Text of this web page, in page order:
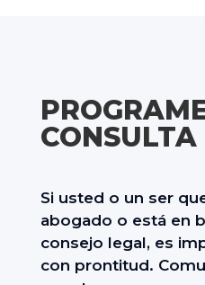
CONSULTA
Si usted o un ser
abogado o está en
consejo legal, es
con prontitud.